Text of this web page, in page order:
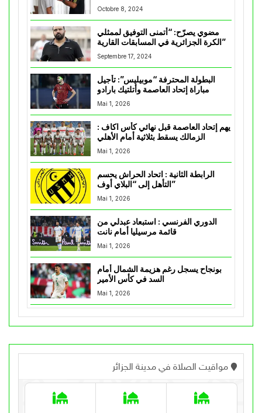
Octobre 8, 2024
مضوي يصرّح: “أتمنى التوفيق لممثلي
الكرة الجزائرية في المسابقات القارية”
Septembre 17, 2024
البطولة المحترفة “موبيليس”: تأجيل
مباراة إتحاد العاصمة وأتلتيك بارادو
Mai 1, 2026
يهم إتحاد العاصمة قبل نهائي كأس اكاف :
Mai 1, 2026
الرابطة الثانية : اتحاد الحراش يحسم
التأهل إلى “البلاي أوف”
Mai 1, 2026
الدوري الفرنسي : استبعاد عبدلي من
قائمة مرسيليا أمام نانت
Mai 1, 2026
بونجاح يسجل رغم هزيمة الشمال أمام
السد في كأس الأمير
Mai 1, 2026